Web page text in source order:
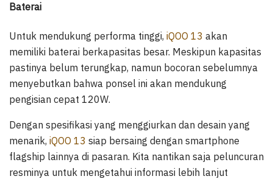
Baterai
Untuk mendukung performa tinggi, iQOO 13 akan
memiliki baterai berkapasitas besar. Meskipun kapasitas
pastinya belum terungkap, namun bocoran sebelumnya
menyebutkan bahwa ponsel ini akan mendukung
pengisian cepat 120W.
Dengan spesifikasi yang menggiurkan dan desain yang
menarik, iQOO 13 siap bersaing dengan smartphone
flagship lainnya di pasaran. Kita nantikan saja peluncuran
resminya untuk mengetahui informasi lebih lanjut